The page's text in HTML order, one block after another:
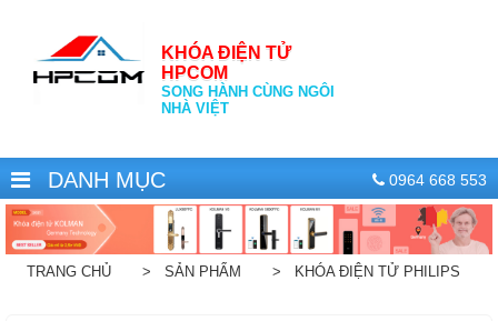
KHÓA ĐIỆN TỬ
HPCOM
SONG HÀNH CÙNG NGÔI
NHÀ VIỆT
DANH MỤC 0964 668 553
TRANG CHỦ > SẢN PHẨM > KHÓA ĐIỆN TỬ PHILIPS